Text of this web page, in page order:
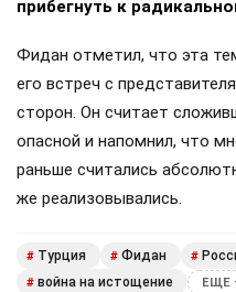
прибегнуть к
Фидан отметил, что эта
его встреч с
сторон. Он считает
опасной и напомнил, что
раньше считались
же реализовывались.
# Турция # Фидан #
# война на истощение ЕЩЕ